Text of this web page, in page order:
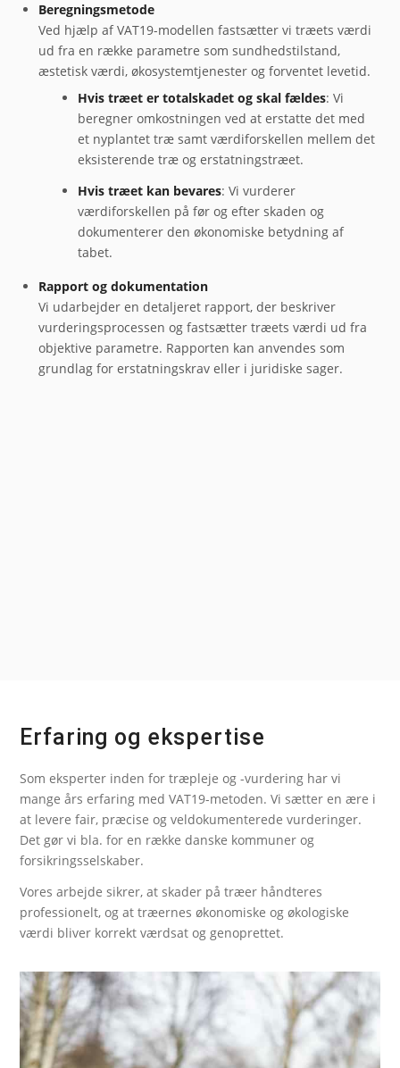
Beregningsmetode
Ved hjælp af VAT19-modellen fastsætter vi træets værdi
ud fra en række parametre som sundhedstilstand,
æstetisk værdi, økosystemtjenester og forventet levetid.
Hvis træet er totalskadet og skal fældes: Vi
beregner omkostningen ved at erstatte det med
et nyplantet træ samt værdiforskellen mellem det
eksisterende træ og erstatningstræet.
Hvis træet kan bevares: Vi vurderer
værdiforskellen på før og efter skaden og
dokumenterer den økonomiske betydning af
tabet.
Rapport og dokumentation
Vi udarbejder en detaljeret rapport, der beskriver
vurderingsprocessen og fastsætter træets værdi ud fra
objektive parametre. Rapporten kan anvendes som
grundlag for erstatningskrav eller i juridiske sager.
Erfaring og ekspertise
Som eksperter inden for træpleje og -vurdering har vi
mange års erfaring med VAT19-metoden. Vi sætter en ære i
at levere fair, præcise og veldokumenterede vurderinger.
Det gør vi bla. for en række danske kommuner og
forsikringsselskaber.
Vores arbejde sikrer, at skader på træer håndteres
professionelt, og at træernes økonomiske og økologiske
værdi bliver korrekt værdsat og genoprettet.